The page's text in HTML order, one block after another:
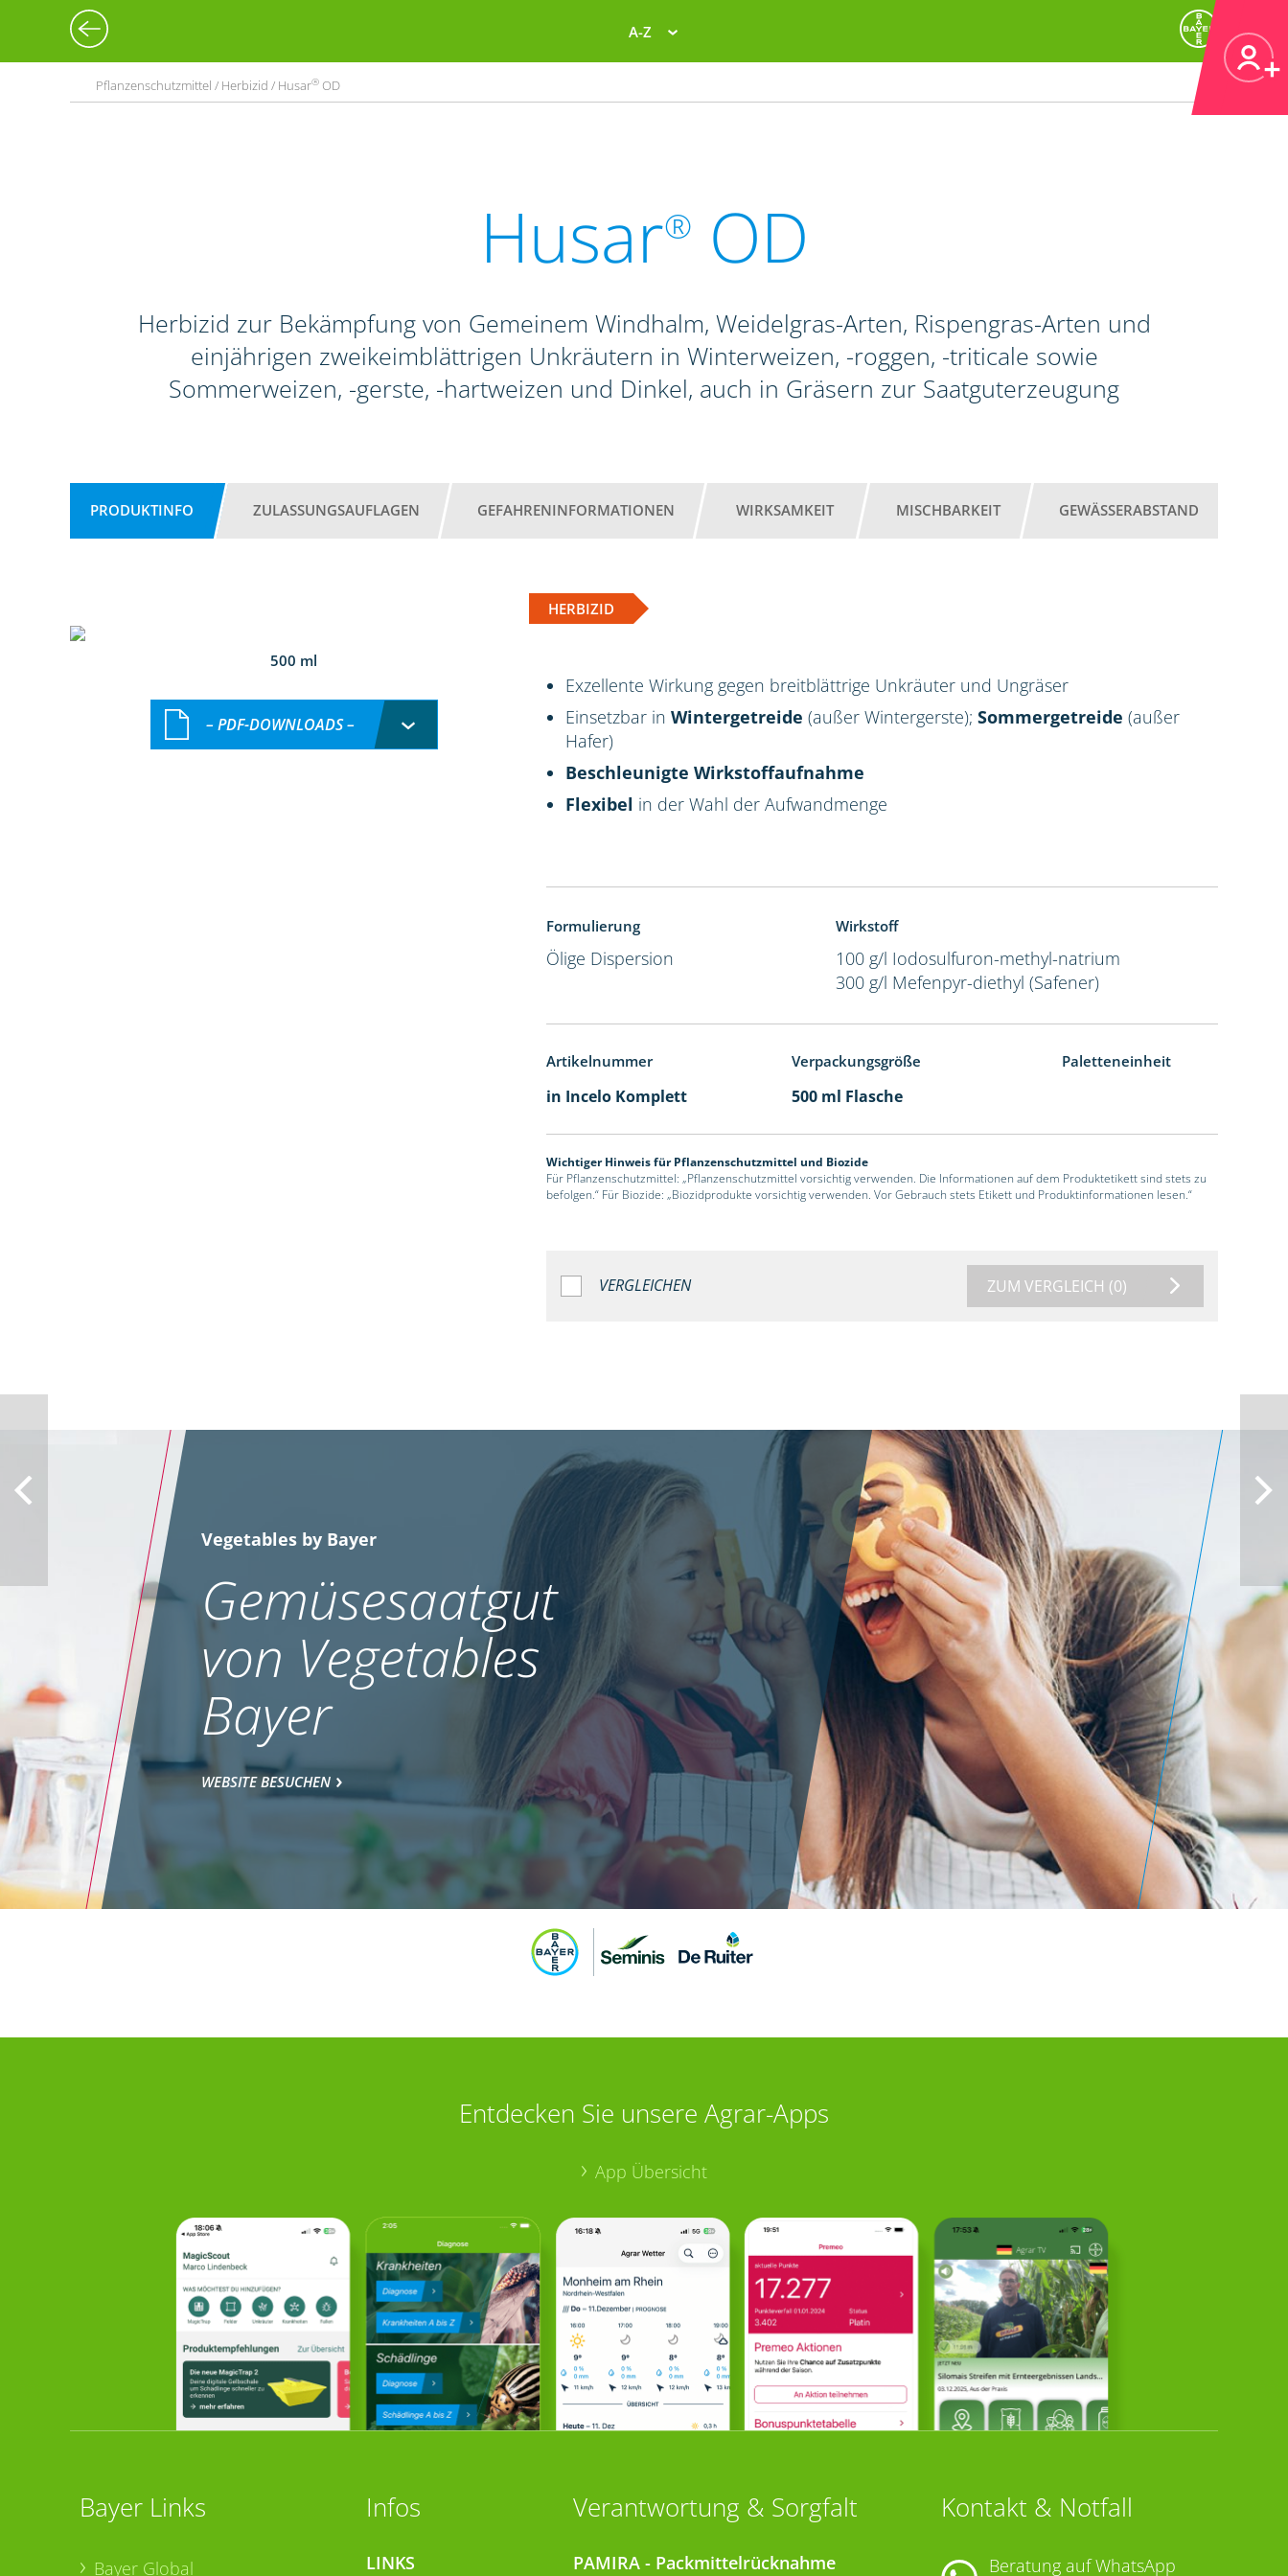
A-Z
Pflanzenschutzmittel / Herbizid / Husar® OD
Husar® OD
Herbizid zur Bekämpfung von Gemeinem Windhalm, Weidelgras-Arten, Rispengras-Arten und
einjährigen zweikeimblättrigen Unkräutern in Winterweizen, -roggen, -triticale sowie
Sommerweizen, -gerste, -hartweizen und Dinkel, auch in Gräsern zur Saatguterzeugung
PRODUKTINFO ZULASSUNGSAUFLAGEN GEFAHRENINFORMATIONEN WIRKSAMKEIT MISCHBARKEIT GEWÄSSERABSTAND
HERBIZID
500 ml
– PDF-DOWNLOADS –
Exzellente Wirkung gegen breitblättrige Unkräuter und Ungräser
Einsetzbar inWintergetreide(außer Wintergerste);Sommergetreide(außer
Hafer)
Beschleunigte Wirkstoffaufnahme
Flexibel in der Wahl der Aufwandmenge
Formulierung
Ölige Dispersion
Wirkstoff
100 g/l Iodosulfuron-methyl-natrium
300 g/l Mefenpyr-diethyl (Safener)
Artikelnummer Verpackungsgröße Paletteneinheit
in Incelo Komplett 500 ml Flasche
Wichtiger Hinweis für Pflanzenschutzmittel und Biozide
Für Pflanzenschutzmittel: „Pflanzenschutzmittel vorsichtig verwenden. Die Informationen auf dem Produktetikett sind stets zu
befolgen.“ Für Biozide: „Biozidprodukte vorsichtig verwenden. Vor Gebrauch stets Etikett und Produktinformationen lesen.“
VERGLEICHEN ZUM VERGLEICH (0)
Vegetables by Bayer
Gemüsesaatgut
von Vegetables
Bayer
WEBSITE BESUCHEN
Entdecken Sie unsere Agrar-Apps
App Übersicht
Bayer Links
Bayer Global
Infos
LINKS
Verantwortung & Sorgfalt
PAMIRA - Packmittelrücknahme
Kontakt & Notfall
Beratung auf WhatsApp